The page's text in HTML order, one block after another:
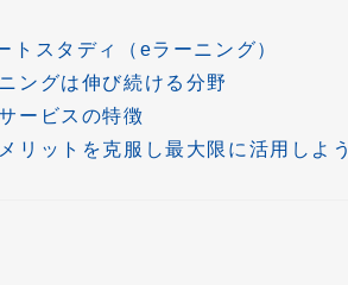
トスタディ（eラーニング）
ングは伸び続ける分野
ービスの特徴
リットを克服し最大限に活用しよう